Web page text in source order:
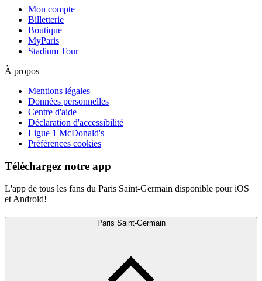
Mon compte
Billetterie
Boutique
MyParis
Stadium Tour
À propos
Mentions légales
Données personnelles
Centre d'aide
Déclaration d'accessibilité
Ligue 1 McDonald's
Préférences cookies
Téléchargez notre app
L'app de tous les fans du Paris Saint-Germain disponible pour iOS
et Android!
Paris Saint-Germain